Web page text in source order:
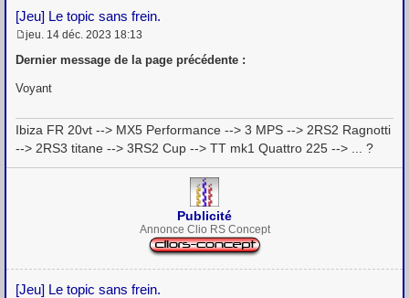
[Jeu] Le topic sans frein.
e
s
a
e
jeu. 14 déc. 2023 18:13
Dernier message de la page précédente :
Voyant
Ibiza FR 20vt --> MX5 Performance --> 3 MPS --> 2RS2 Ragnotti
--> 2RS3 titane --> 3RS2 Cup --> TT mk1 Quattro 225 --> ... ?
Publicité
Annonce Clio RS Concept
[Jeu] Le topic sans frein.